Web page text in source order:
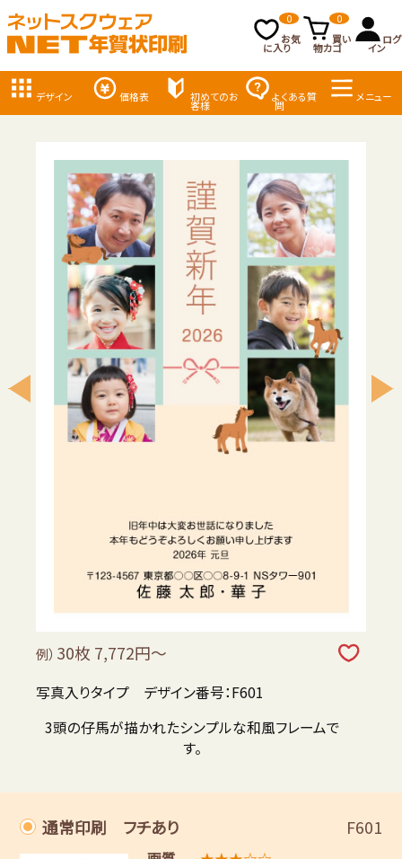
お気
に入り
0
買い
物カゴ
0
ログ
イン
デザイン 価格表 初めてのお
客様
よくある質
問
メニュー
例） 30枚 7,772円～
写真入りタイプ デザイン番号：F601
3頭の仔馬が描かれたシンプルな和風フレームで
す。
通常印刷 フチあり F601